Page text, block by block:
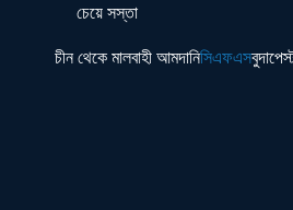
চেয়ে সস্তা
চীন থেকে মালবাহী আমদানিসিএফএস